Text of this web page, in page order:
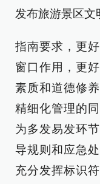
发布旅游景区文
指南要求，更
窗口作用，更
素质和道德修
精细化管理的
为多发易发环
导规则和应急
充分发挥标识